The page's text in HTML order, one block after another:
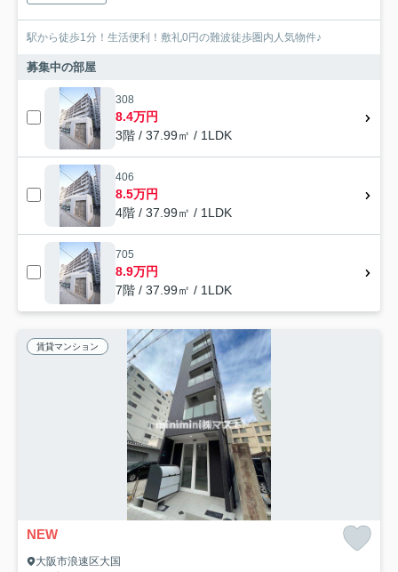
駅から徒歩1分！生活便利！敷礼0円の難波徒歩圏内人気物件♪
募集中の部屋
308
8.4万円
3階 / 37.99㎡ / 1LDK
406
8.5万円
4階 / 37.99㎡ / 1LDK
705
8.9万円
7階 / 37.99㎡ / 1LDK
賃貸マンション
NEW
大阪市浪速区大国